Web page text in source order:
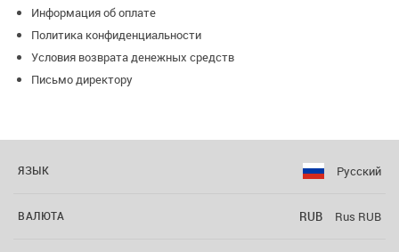
Информация об оплате
Политика конфиденциальности
Условия возврата денежных средств
Письмо директору
ЯЗЫК Русский
ВАЛЮТА RUB Rus RUB